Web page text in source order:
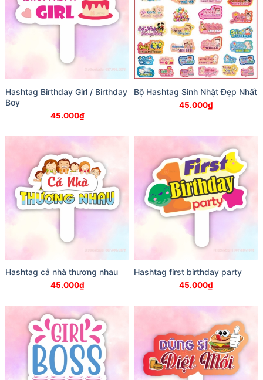
Hashtag Birthday Girl / Birthday
Boy
45.000₫
Bộ Hashtag Sinh Nhật Đẹp Nhất
45.000₫
Hashtag cả nhà thương nhau
45.000₫
Hashtag first birthday party
45.000₫